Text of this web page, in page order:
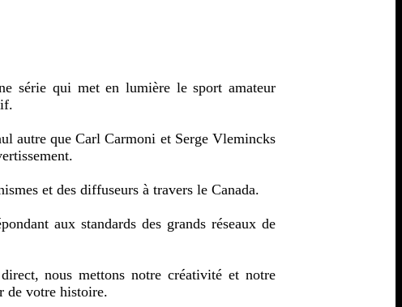
série qui met en lumière le sport amateur
autre que Carl Carmoni et Serge Vlemincks
et des diffuseurs à travers le Canada.
aux standards des grands réseaux de
nous mettons notre créativité et notre
de votre histoire.